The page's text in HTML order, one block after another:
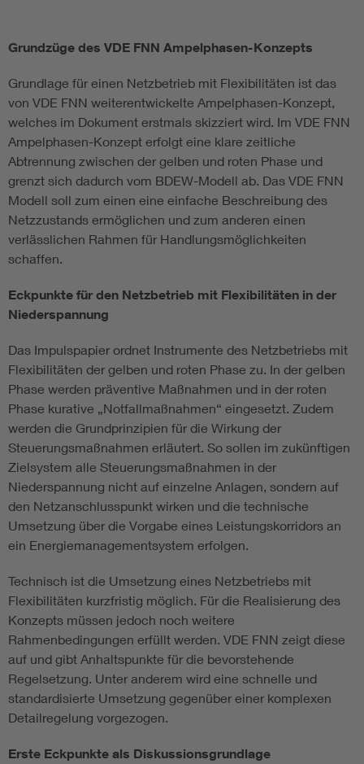
Grundzüge des VDE FNN Ampelphasen-Konzepts
Grundlage für einen Netzbetrieb mit Flexibilitäten ist das
von VDE FNN weiterentwickelte Ampelphasen-Konzept,
welches im Dokument erstmals skizziert wird. Im VDE FNN
Ampelphasen-Konzept erfolgt eine klare zeitliche
Abtrennung zwischen der gelben und roten Phase und
grenzt sich dadurch vom BDEW-Modell ab. Das VDE FNN
Modell soll zum einen eine einfache Beschreibung des
Netzzustands ermöglichen und zum anderen einen
verlässlichen Rahmen für Handlungsmöglichkeiten
schaffen.
Eckpunkte für den Netzbetrieb mit Flexibilitäten in der
Niederspannung
Das Impulspapier ordnet Instrumente des Netzbetriebs mit
Flexibilitäten der gelben und roten Phase zu. In der gelben
Phase werden präventive Maßnahmen und in der roten
Phase kurative „Notfallmaßnahmen“ eingesetzt. Zudem
werden die Grundprinzipien für die Wirkung der
Steuerungsmaßnahmen erläutert. So sollen im zukünftigen
Zielsystem alle Steuerungsmaßnahmen in der
Niederspannung nicht auf einzelne Anlagen, sondern auf
den Netzanschlusspunkt wirken und die technische
Umsetzung über die Vorgabe eines Leistungskorridors an
ein Energiemanagementsystem erfolgen.
Technisch ist die Umsetzung eines Netzbetriebs mit
Flexibilitäten kurzfristig möglich. Für die Realisierung des
Konzepts müssen jedoch noch weitere
Rahmenbedingungen erfüllt werden. VDE FNN zeigt diese
auf und gibt Anhaltspunkte für die bevorstehende
Regelsetzung. Unter anderem wird eine schnelle und
standardisierte Umsetzung gegenüber einer komplexen
Detailregelung vorgezogen.
Erste Eckpunkte als Diskussionsgrundlage